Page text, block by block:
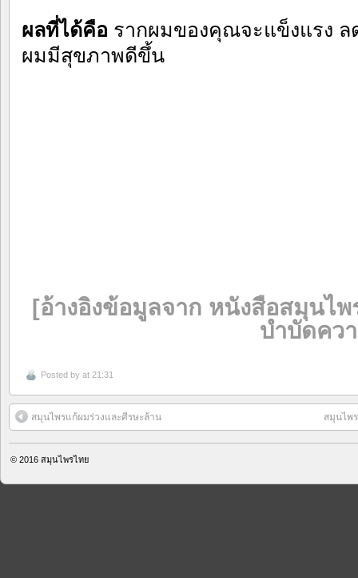
ผลที่ได้คือ รากผมของคุณจะแข็งแรง
ผมมีสุขภาพดีขึ้น
[อ้างอิงข้อมูลจาก หนังสือสมุนไพ
บำบัดคว
Posted by at 21:31
สมุนไพรแก้ผมร่วงและศีรษะล้าน สมุนไพ
© 2016 สมุนไพรไทย